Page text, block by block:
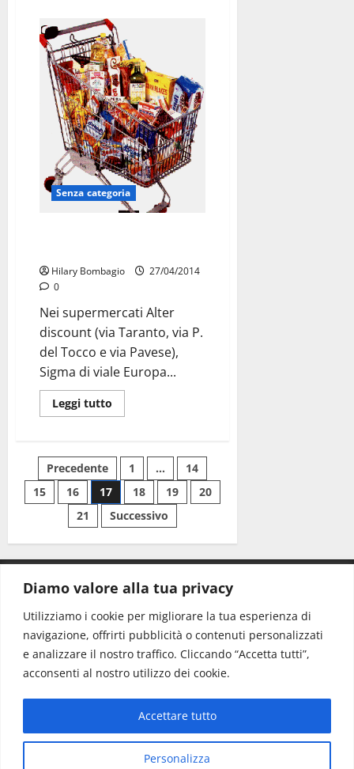
Diamo valore alla tua privacy
Utilizziamo i cookie per migliorare la tua esperienza di
navigazione, offrirti pubblicità o contenuti personalizzati
e analizzare il nostro traffico. Cliccando “Accetta tutti”,
acconsenti al nostro utilizzo dei cookie.
Personalizza
Accettare tutto
Senza categoria
Hilary Bombagio
27/04/2014
0
Nei supermercati Alter
discount (via Taranto, via P.
del Tocco e via Pavese),
Sigma di viale Europa...
Leggi tutto
Precedente 1 …
14
15
16 17 18 19
20
21
Successivo
CONTATTI.
Redazione: redazione@www.martinasera.it
Direttore:direttore@www.martinasera.it
Info & Commerciale:info@www.martinasera.it
Home News Vivere la città EVENTI
Salute
Il Blog del Direttore